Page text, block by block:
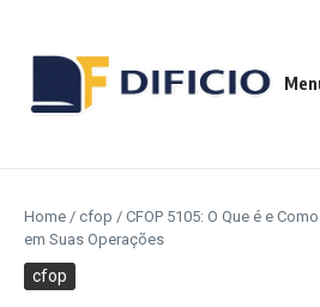
Home / cfop / CFOP 5105: O Que é e
em Suas Operações
cfop